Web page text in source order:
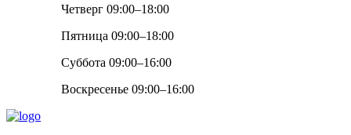
Четверг 09:00–18:00
Пятница 09:00–18:00
Суббота 09:00–16:00
Воскресенье 09:00–16:00